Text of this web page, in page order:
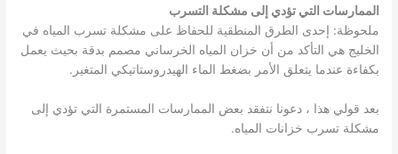
الممارسات التي تؤدي إلى مشكلة التسرب
ملحوظة: إحدى الطرق المنطقية للحفاظ على مشكلة تسرب المياه في
الخليج هي التأكد من أن خزان المياه الخرساني مصمم بدقة بحيث يعمل
بكفاءة عندما يتعلق الأمر بضغط الماء الهيدروستاتيكي المتغير.
بعد قولي هذا ، دعونا نتفقد بعض الممارسات المستمرة التي تؤدي إلى
مشكلة تسرب خزانات المياه.